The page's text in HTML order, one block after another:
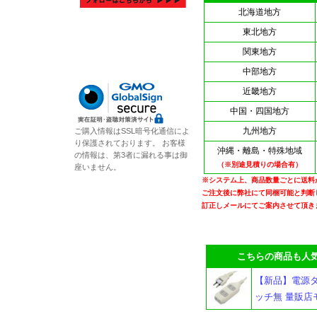
北海道地方
東北地方
関東地方
中部地方
近畿地方
中国・四国地方
九州地方
沖縄・離島・特殊地域
（※別途見積りの場合有）
※システム上、商品数量ごとに送料
ご注文後に弊社にて同梱可能と判
訂正しメールにてご案内させて頂き
こちらの商品も人気
【新品】電
ッチ無 量販店
ご購入情報はSSL暗号化通信によ
り保護されております。 お客様
の情報は、第3者に漏れる事は御
座いません。